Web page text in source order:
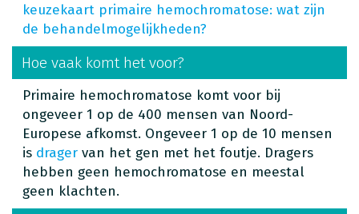
keuzekaart primaire hemochromatose: wat zijn
de behandelmogelijkheden?
Hoe vaak komt het voor?
Primaire hemochromatose komt voor bij
ongeveer 1 op de 400 mensen van Noord-
Europese afkomst. Ongeveer 1 op de 10 mensen
is drager van het gen met het foutje. Dragers
hebben geen hemochromatose en meestal
geen klachten.